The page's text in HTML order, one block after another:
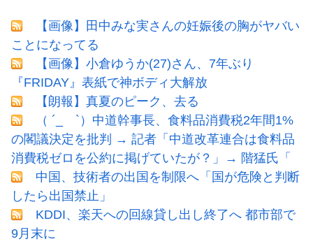
【画像】田中みな実さんの妊娠後の胸がヤバい
ことになってる
【画像】小倉ゆうか(27)さん、7年ぶり
『FRIDAY』表紙で神ボディ大解放
【朗報】真夏のピーク、去る
（ ´_ゝ`）中道幹事長、食料品消費税2年間1%
の閣議決定を批判 → 記者「中道改革連合は食料品
消費税ゼロを公約に掲げていたが？」→ 階猛氏「
中国、技術者の出国を制限へ「国が危険と判断
したら出国禁止」
KDDI、楽天への回線貸し出し終了へ 都市部で
9月末に